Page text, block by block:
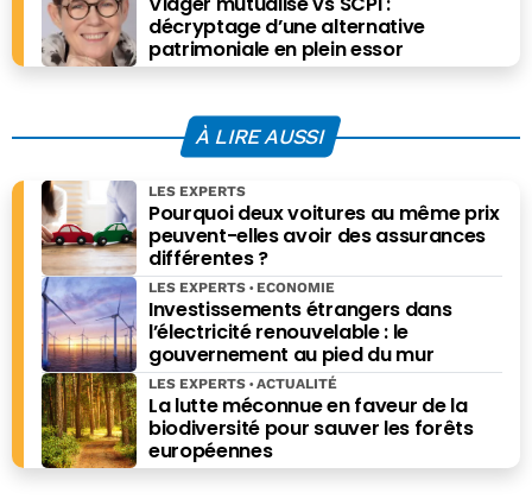
décryptage d’une alternative
patrimoniale en plein essor
À LIRE AUSSI
Pourquoi deux voitures au même prix
peuvent-elles avoir des assurances
différentes ?
LES EXPERTS
Investissements étrangers dans
l’électricité renouvelable : le
gouvernement au pied du mur
LES EXPERTS ECONOMIE
La lutte méconnue en faveur de la
biodiversité pour sauver les forêts
européennes
LES EXPERTS ACTUALITÉ